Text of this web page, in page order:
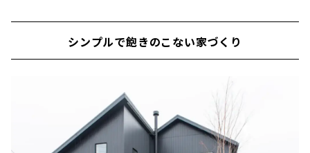
シンプルで飽きのこない家づくり